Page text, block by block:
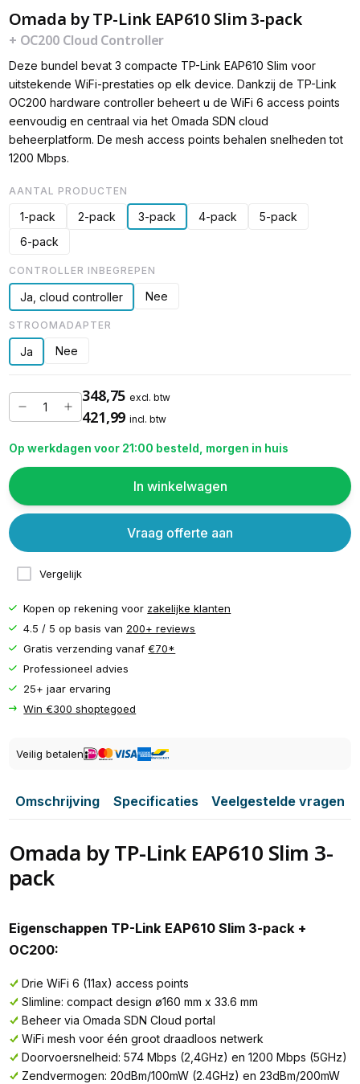
Omada by TP-Link EAP610 Slim 3-pack
+ OC200 Cloud Controller
Deze bundel bevat 3 compacte TP-Link EAP610 Slim voor
uitstekende WiFi-prestaties op elk device. Dankzij de TP-Link
OC200 hardware controller beheert u de WiFi 6 access points
eenvoudig en centraal via het Omada SDN cloud
beheerplatform. De mesh access points behalen snelheden tot
1200 Mbps.
AANTAL PRODUCTEN
1-pack 2-pack 3-pack 4-pack
5-pack
6-pack
CONTROLLER INBEGREPEN
Ja, cloud controller Nee
STROOMADAPTER
Ja Nee
348,75 excl. btw
421,99 incl. btw
Op werkdagen voor 21:00 besteld, morgen in huis
In winkelwagen
Vergelijk
Vraag offerte aan
Kopen op rekening voor zakelijke klanten
4.5 / 5 op basis van 200+ reviews
Gratis verzending vanaf€70*
Professioneel advies
25+ jaar ervaring
Win €300 shoptegoed
Veilig betalen
Omschrijving Specificaties Veelgestelde vragen
Omada by TP-Link EAP610 Slim 3-
pack
Eigenschappen TP-Link EAP610 Slim 3-pack +
OC200:
Drie WiFi 6 (11ax) access points
Slimline: compact design ø160 mm x 33.6 mm
Beheer via Omada SDN Cloud portal
WiFi mesh voor één groot draadloos netwerk
Doorvoersnelheid: 574 Mbps (2,4GHz) en 1200 Mbps (5GHz)
Zendvermogen: 20dBm/100mW (2.4GHz) en 23dBm/200mW